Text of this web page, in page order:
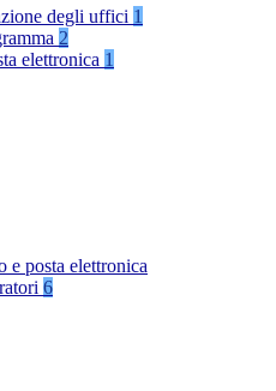
degli uffici 1
2
elettronica 1
e posta elettronica
6